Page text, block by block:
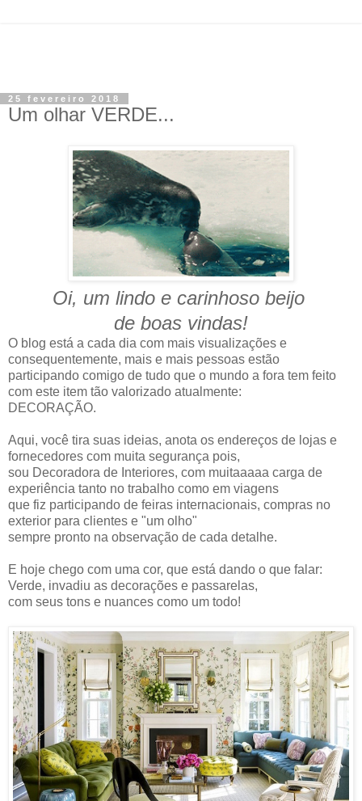
25 fevereiro 2018
Um olhar VERDE...
Oi, um lindo e carinhoso beijo
de boas vindas!
O blog está a cada dia com mais visualizações e
consequentemente, mais e mais pessoas estão
participando comigo de tudo que o mundo a fora tem feito
com este item tão valorizado atualmente:
DECORAÇÃO.
Aqui, você tira suas ideias, anota os endereços de lojas e
fornecedores com muita segurança pois,
sou Decoradora de Interiores, com muitaaaaa carga de
experiência tanto no trabalho como em viagens
que fiz participando de feiras internacionais, compras no
exterior para clientes e "um olho"
sempre pronto na observação de cada detalhe.
E hoje chego com uma cor, que está dando o que falar:
Verde, invadiu as decorações e passarelas,
com seus tons e nuances como um todo!